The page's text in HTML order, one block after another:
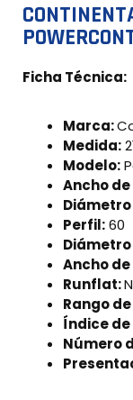
Ficha Técnica:
Marca:
Medida:
Modelo:
Ancho
Perfil:60
Diámetro
Ancho de
Runflat:
Rango
Índice
Número